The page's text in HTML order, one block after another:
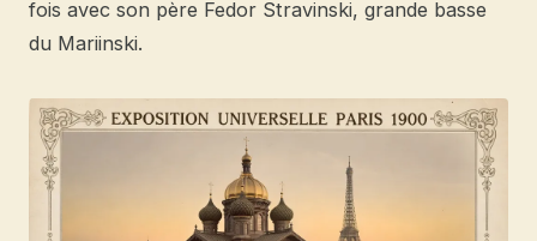
fois avec son père Fedor Stravinski, grande basse
du Mariinski.